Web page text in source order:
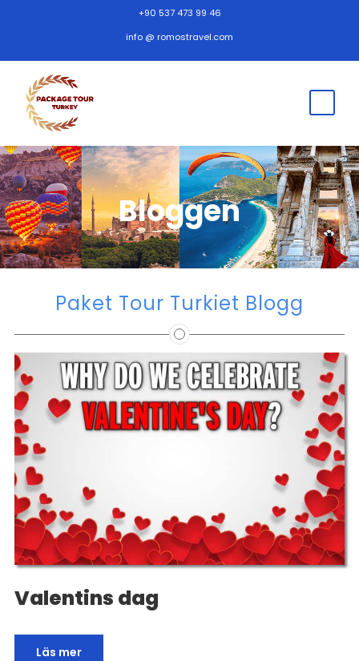
+90 537 473 99 46
info @ romostravel.com
Bloggen
Paket Tour Turkiet Blogg
Valentins dag
Läs mer